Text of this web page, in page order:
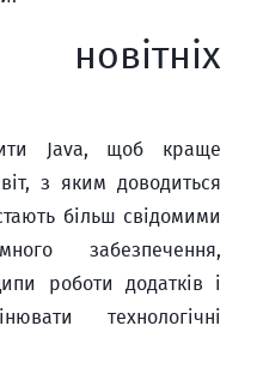
Java, щоб краще
з яким доводиться
більш свідомими
забезпечення,
роботи додатків і
технологічні